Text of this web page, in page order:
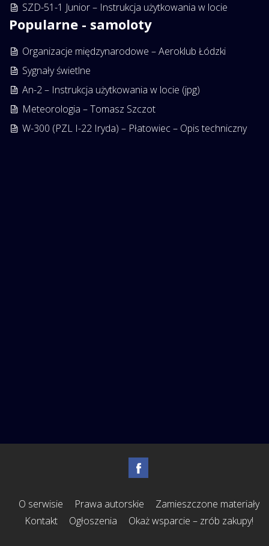
SZD-51-1 Junior – Instrukcja użytkowania w locie
Popularne - samoloty
Organizacje międzynarodowe – Aeroklub Łódzki
Sygnały świetlne
An-2 – Instrukcja użytkowania w locie (jpg)
Meteorologia – Tomasz Szczot
W-300 (PZL I-22 Iryda) – Płatowiec – Opis techniczny
O serwisie Prawa autorskie
Zamieszczone materiały
Kontakt
Ogłoszenia Okaż wsparcie – zrób zakupy!